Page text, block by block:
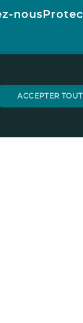
nous
ACCEPTER TOUT